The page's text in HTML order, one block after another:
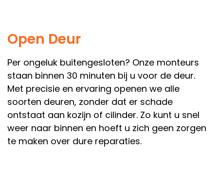
Open Deur
Per ongeluk buitengesloten? Onze monteurs
staan binnen 30 minuten bij u voor de deur.
Met precisie en ervaring openen we alle
soorten deuren, zonder dat er schade
ontstaat aan kozijn of cilinder. Zo kunt u snel
weer naar binnen en hoeft u zich geen zorgen
te maken over dure reparaties.